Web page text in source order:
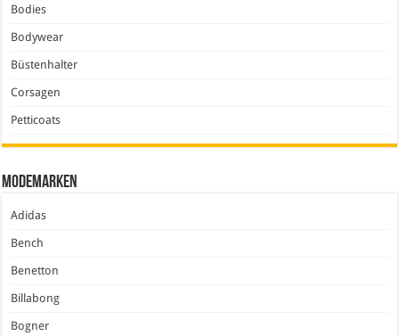
Bodies
Bodywear
Büstenhalter
Corsagen
Petticoats
Modemarken
Adidas
Bench
Benetton
Billabong
Bogner